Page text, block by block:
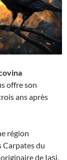
offre son
ans après
région
Carpates du
de Iaşi,